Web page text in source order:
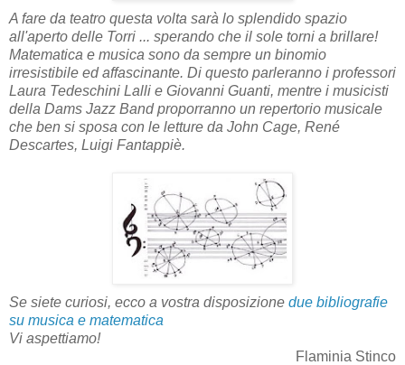
A fare da teatro questa volta sarà lo splendido spazio
all'aperto delle Torri ... sperando che il sole torni a brillare!
Matematica e musica sono da sempre un binomio
irresistibile ed affascinante. Di questo parleranno i professori
Laura Tedeschini Lalli e Giovanni Guanti, mentre i musicisti
della Dams Jazz Band proporranno un repertorio musicale
che ben si sposa con le letture da John Cage, René
Descartes, Luigi Fantappiè.
Se siete curiosi, ecco a vostra disposizione due bibliografie
su musica e matematica
Vi aspettiamo!
Flaminia Stinco